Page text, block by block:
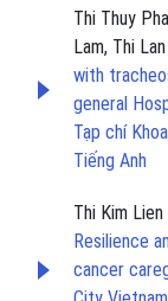
Thi Thuy
Lam, Thi
with
general
Tạp chí
Tiếng Anh
Thi Kim
Resilience
cancer